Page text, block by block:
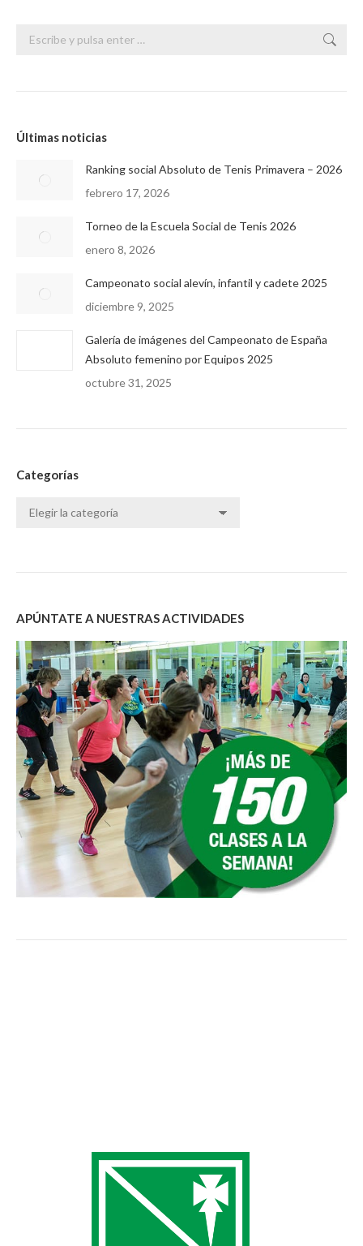
Buscar:
Últimas noticias
Ranking social Absoluto de Tenis Primavera – 2026
febrero 17, 2026
Torneo de la Escuela Social de Tenis 2026
enero 8, 2026
Campeonato social alevín, infantil y cadete 2025
diciembre 9, 2025
Galería de imágenes del Campeonato de España
Absoluto femenino por Equipos 2025
octubre 31, 2025
Categorías
Categorías
APÚNTATE A NUESTRAS ACTIVIDADES